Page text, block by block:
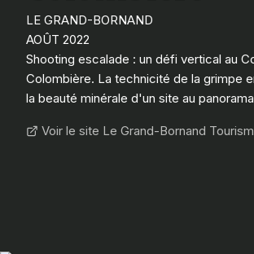
LE GRAND-BORNAND
AOÛT 2022
Shooting escalade : un défi vertical au
Colombière. La technicité de la grimpe
la beauté minérale d'un site au
Voir le site Le Grand-Bornand